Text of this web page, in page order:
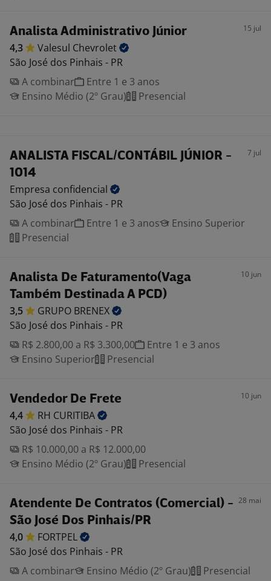
Analista Administrativo Júnior 15 jul
4,3 Valesul Chevrolet
São José dos Pinhais - PR
A combinar
Entre 1 e 3 anos
Ensino Médio (2º Grau)
Presencial
ANALISTA FISCAL/CONTÁBIL JÚNIOR -
1014
7 jul
Empresa confidencial
São José dos Pinhais - PR
A combinar
Entre 1 e 3 anos
Ensino Superior
Presencial
Analista De Faturamento(Vaga
Também Destinada A PCD)
10 jun
3,5 GRUPO BRENEX
São José dos Pinhais - PR
R$ 2.800,00 a R$ 3.300,00
Entre 1 e 3 anos
Ensino Superior
Presencial
Vendedor De Frete 10 jun
4,4 RH CURITIBA
São José dos Pinhais - PR
R$ 10.000,00 a R$ 12.000,00
Ensino Médio (2º Grau)
Presencial
Atendente De Contratos (Comercial) -
São José Dos Pinhais/PR
28 mai
4,0
FORTPEL
São José dos Pinhais - PR
A combinar
Ensino Médio (2º Grau) Presencial